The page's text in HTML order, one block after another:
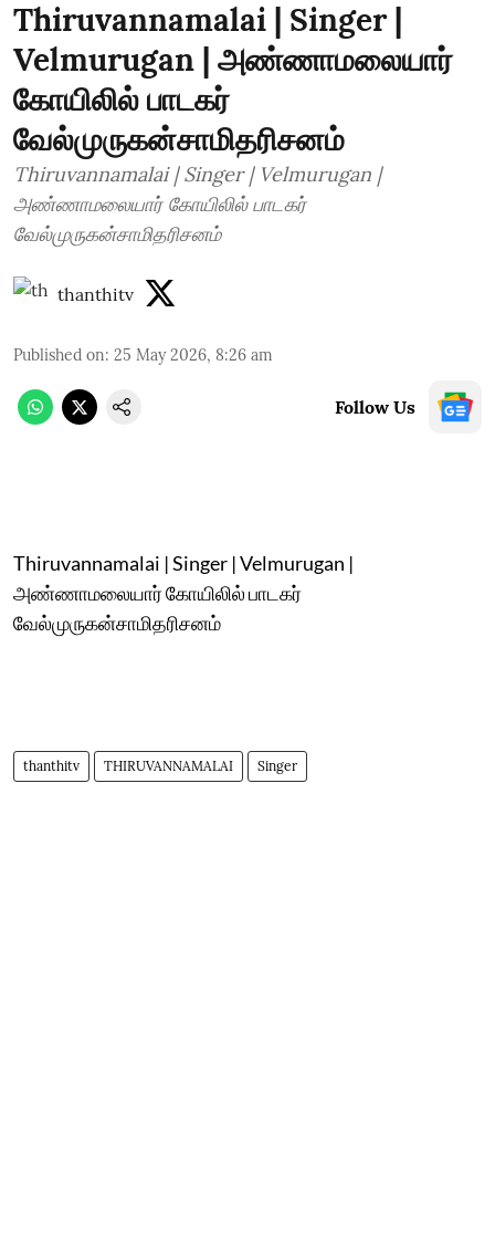
Thiruvannamalai | Singer |
Velmurugan | அண்ணாமலையார்
கோயிலில் பாடகர்
வேல்முருகன்சாமிதரிசனம்
Thiruvannamalai | Singer | Velmurugan |
அண்ணாமலையார் கோயிலில் பாடகர்
வேல்முருகன்சாமிதரிசனம்
thanthitv
Published on: 25 May 2026, 8:26 am
Follow Us
Thiruvannamalai | Singer | Velmurugan |
அண்ணாமலையார் கோயிலில் பாடகர்
வேல்முருகன்சாமிதரிசனம்
thanthitv THIRUVANNAMALAI Singer